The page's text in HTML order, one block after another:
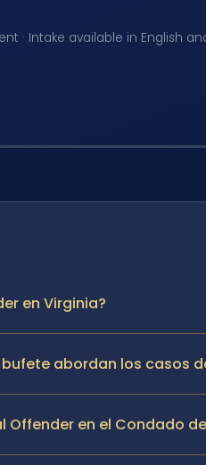
· Intake available in English
en Virginia?
bufete abordan los casos
en el Condado